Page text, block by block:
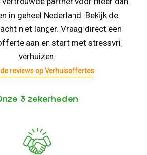
in geheel Nederland. Bekijk de
niet langer. Vraag direct een
aan en start met stressvrij
verhuizen.
de reviews op Verhuisoffertes
3 zekerheden